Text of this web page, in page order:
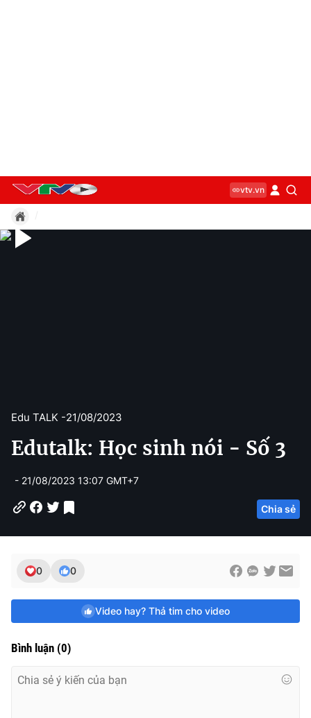
vtv.vn
Edu TALK -21/08/2023
Edutalk: Học sinh nói - Số 3
- 21/08/2023 13:07 GMT+7
Chia sẻ
0 0
Video hay? Thả tim cho video
Bình luận (0)